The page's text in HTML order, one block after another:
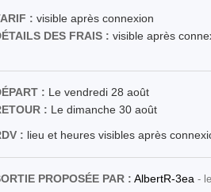
: visible après connexion
DES FRAIS : visible après
: Le vendredi 28 août
: Le dimanche 30 août
: lieu et heures visibles après
PROPOSÉE PAR : AlbertR-3ea -